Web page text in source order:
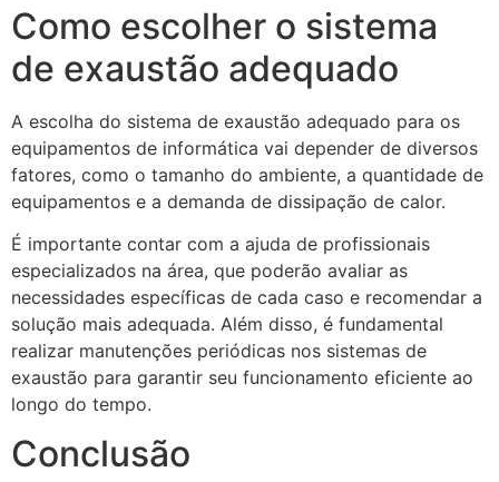
Como escolher o sistema
de exaustão adequado
A escolha do sistema de exaustão adequado para os
equipamentos de informática vai depender de diversos
fatores, como o tamanho do ambiente, a quantidade de
equipamentos e a demanda de dissipação de calor.
É importante contar com a ajuda de profissionais
especializados na área, que poderão avaliar as
necessidades específicas de cada caso e recomendar a
solução mais adequada. Além disso, é fundamental
realizar manutenções periódicas nos sistemas de
exaustão para garantir seu funcionamento eficiente ao
longo do tempo.
Conclusão